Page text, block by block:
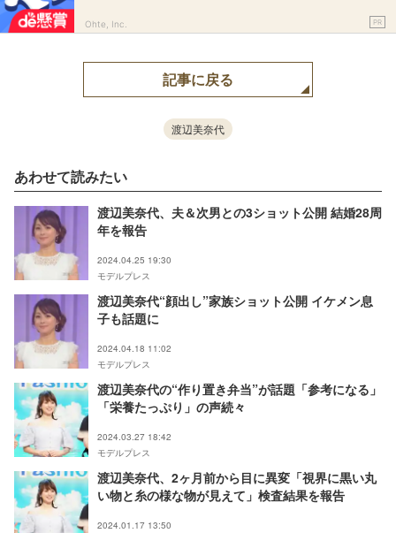
Ohte, Inc. PR
記事に戻る
渡辺美奈代
あわせて読みたい
渡辺美奈代、夫＆次男との3ショット公開 結婚28周
年を報告
2024.04.25 19:30
モデルプレス
渡辺美奈代“顔出し”家族ショット公開 イケメン息
子も話題に
2024.04.18 11:02
モデルプレス
渡辺美奈代の“作り置き弁当”が話題「参考になる」
「栄養たっぷり」の声続々
2024.03.27 18:42
モデルプレス
渡辺美奈代、2ヶ月前から目に異変「視界に黒い丸
い物と糸の様な物が見えて」検査結果を報告
2024.01.17 13:50